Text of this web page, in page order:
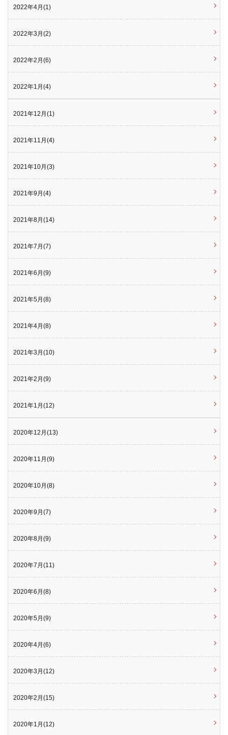
2022年4月(1)
2022年3月(2)
2022年2月(6)
2022年1月(4)
2021年12月(1)
2021年11月(4)
2021年10月(3)
2021年9月(4)
2021年8月(14)
2021年7月(7)
2021年6月(9)
2021年5月(8)
2021年4月(8)
2021年3月(10)
2021年2月(9)
2021年1月(12)
2020年12月(13)
2020年11月(9)
2020年10月(8)
2020年9月(7)
2020年8月(9)
2020年7月(11)
2020年6月(8)
2020年5月(9)
2020年4月(6)
2020年3月(12)
2020年2月(15)
2020年1月(12)